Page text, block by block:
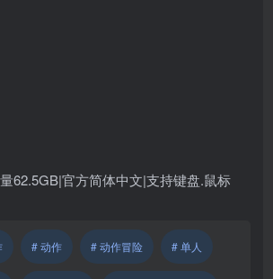
62.5GB|官方简体中文|支持键盘.鼠标
# 动作 # 动作冒险 # 单人